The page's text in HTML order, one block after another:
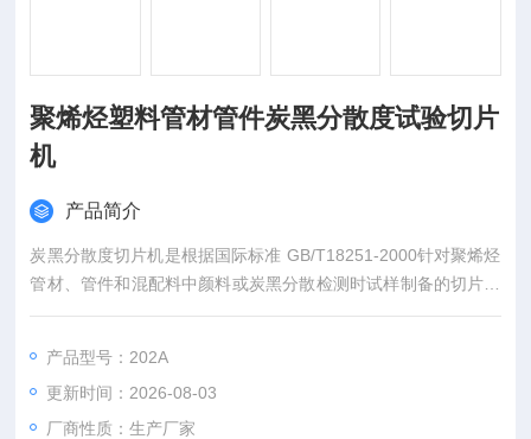
聚烯烃塑料管材管件炭黑分散度试验切片
机
产品简介
炭黑分散度切片机是根据国际标准 GB/T18251-2000针对聚烯烃
管材、管件和混配料中颜料或炭黑分散检测时试样制备的切片使
用。聚烯烃塑料管材管件炭黑分散度试验切片机
产品型号：202A
更新时间：2026-08-03
厂商性质：生产厂家